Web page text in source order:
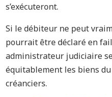
s’exécuteront.
Si le débiteur ne peut
pourrait être déclaré en
administrateur judiciaire
équitablement les biens
créanciers.